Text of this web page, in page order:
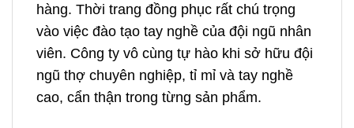
hàng. Thời trang đồng phục rất chú trọng
vào việc đào tạo tay nghề của đội ngũ nhân
viên. Công ty vô cùng tự hào khi sở hữu đội
ngũ thợ chuyên nghiệp, tỉ mỉ và tay nghề
cao, cẩn thận trong từng sản phẩm.